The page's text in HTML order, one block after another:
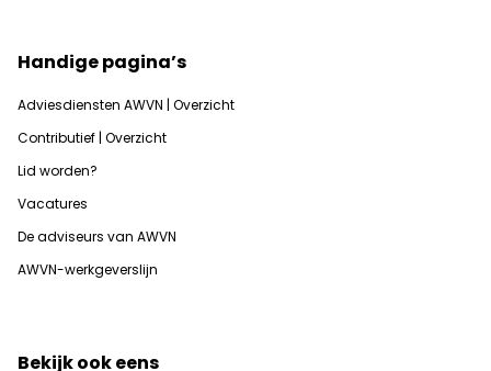
Handige pagina’s
Adviesdiensten AWVN | Overzicht
Contributief | Overzicht
Lid worden?
Vacatures
De adviseurs van AWVN
AWVN-werkgeverslijn
Bekijk ook eens